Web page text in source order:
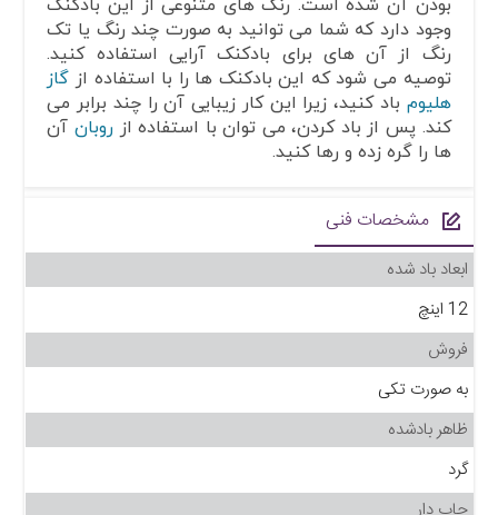
بودن آن شده است. رنگ های متنوعی از این بادکنک
وجود دارد که شما می توانید به صورت چند رنگ یا تک
رنگ از آن های برای بادکنک آرایی استفاده کنید.
توصیه می شود که این بادکنک ها را با استفاده از گاز
هلیوم باد کنید، زیرا این کار زیبایی آن را چند برابر می
کند. پس از باد کردن، می توان با استفاده از روبان آن
ها را گره زده و رها کنید.
مشخصات فنی
ابعاد باد شده
12 اینچ
فروش
به صورت تکی
ظاهر بادشده
گرد